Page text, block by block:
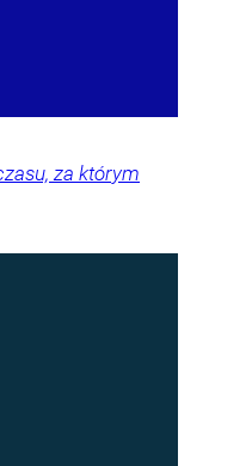
za którym